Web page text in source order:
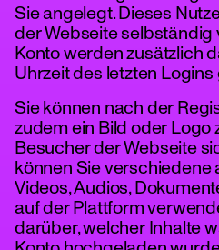
Sie angelegt. Dieses
der Webseite selbständig
Konto werden zusätzlich
Uhrzeit des letzten
Sie können nach der
zudem ein Bild oder Logo
Besucher der Webseite
können Sie verschiedene
Videos, Audios,
auf der Plattform
darüber, welcher Inhalte